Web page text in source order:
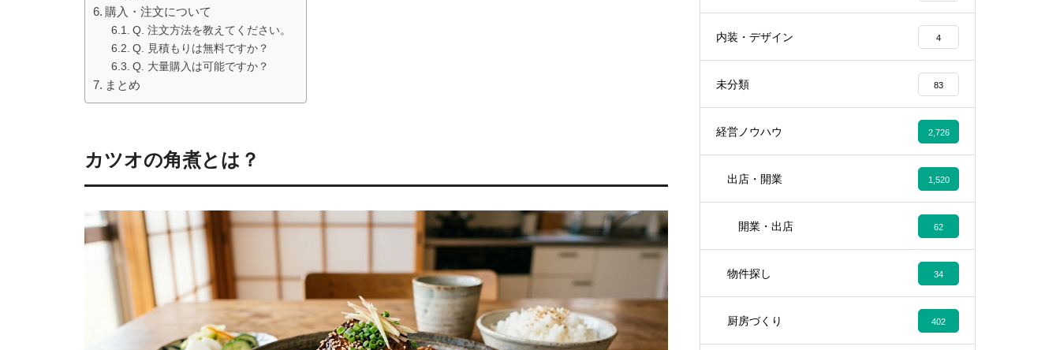
購入・注文について
Q. 注文方法を教えてください。
Q. 見積もりは無料ですか？
Q. 大量購入は可能ですか？
まとめ
カツオの角煮とは？
内装・デザイン 4
未分類 83
経営ノウハウ 2,726
出店・開業 1,520
開業・出店 62
物件探し 34
厨房づくり 402